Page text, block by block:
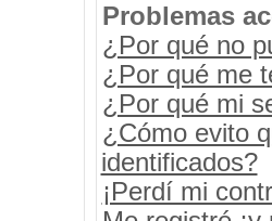
Problemas
¿Por qué no
¿Por qué me
¿Por qué mi
¿Cómo evito
identificados?
¡Perdí mi